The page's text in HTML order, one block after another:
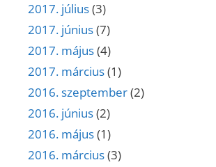
2017. július(3)
2017. június(7)
2017. május(4)
2017. március(1)
2016. szeptember(2)
2016. június(2)
2016. május(1)
2016. március(3)